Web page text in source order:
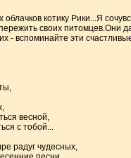
облачков котику Рики...Я
своих питомцев.Они
- вспоминайте эти
весной,
с тобой...
радуг чудесных,